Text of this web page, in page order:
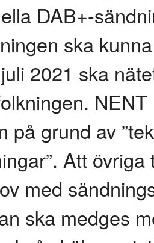
DAB+-
ska
2021 ska
på grund av
Att
med
ska medges